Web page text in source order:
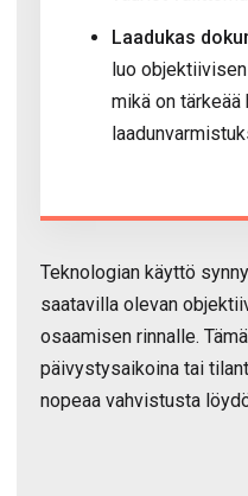
Laadukas
luo
mikä on tärkeää
Teknologian käyttö
saatavilla olevan
osaamisen rinnalle.
päivystysaikoina tai
nopeaa vahvistusta